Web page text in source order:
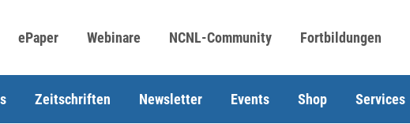
ePaper Webinare NCNL-Community Fortbildungen
Zeitschriften Newsletter Events Shop Services